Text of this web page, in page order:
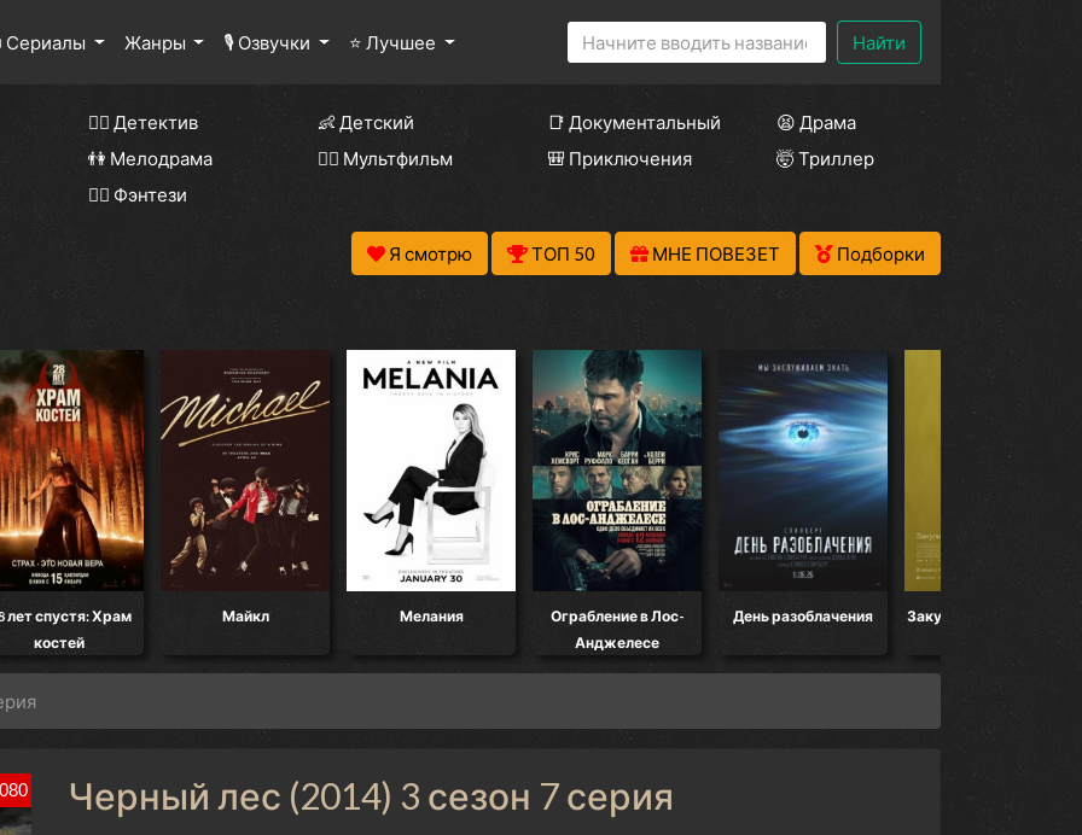
Сериалы Жанры 🎙 Озвучки ⭐ Лучшее Найти
🕵️‍♂️ Детектив 👶 Детский 📑 Документальный
😫 Драма
👫 Мелодрама 🧚‍♀️ Мультфильм 🎒 Приключения
🤯 Триллер
🧝‍♂️ Фэнтези
Я смотрю ТОП 50 МНЕ ПОВЕЗЕТ Подборки
лет спустя: Храм
костей
Майкл Мелания
Ограбление в Лос-
Анджелесе
День разоблачения Закулисье реальности
Черный лес (2014) 3 сезон 7 серия